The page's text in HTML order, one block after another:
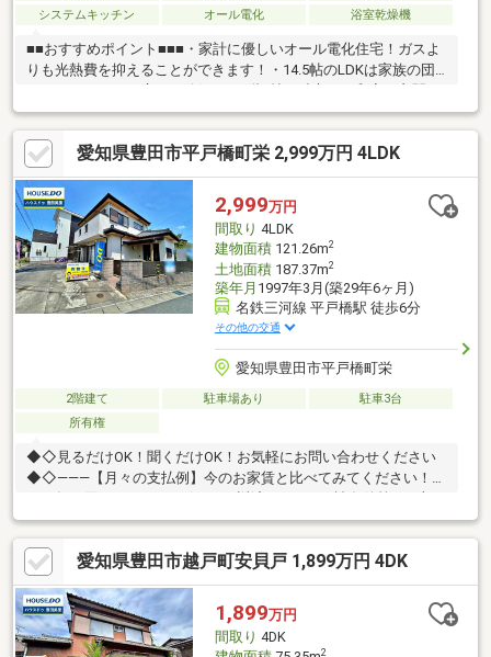
システムキッチン
オール電化 浴室乾燥機
■■おすすめポイント■■■・家計に優しいオール電化住宅！ガスよ
りも光熱費を抑えることができます！・14.5帖のLDKは家族の団
らすぐにあるので居住スペースのプライバシーが保たれます！・2
階は４部屋あり、ゆったりとした居住空間を実現！家具の配置も
しやすく快適です！・駐車スペースは車種によりますが3台可能！
複数台持ちや来客時も安心です！・現在空き室のためご内覧可能
です！ご希望の際は弊社ナカジツまでお問い合わせくださいま
せ！■■【周辺環境・その他】■■・名鉄美川線「越戸」駅まで車で
約9分・最寄りのバス停まで徒歩約5分
愛知県豊田市平戸橋町栄 2,999万円 4LDK
2,999万円
間取り 4LDK
建物面積121.26m2
土地面積187.37m2
築年月 1997年3月(築29年6ヶ月)
名鉄三河線 平戸橋駅 徒歩6分
その他の交通
愛知県豊田市平戸橋町栄
2階建て 駐車場あり
駐車3台
所有権
◆◇見るだけOK！聞くだけOK！お気軽にお問い合わせください
◆◇―――【月々の支払例】今のお家賃と比べてみてください！毎
支払い例に記載■□ご希望の住まい探しをお手伝いします□■物件の
詳細、ご相談はお気軽にお問い合わせください。≪ 0120-63-
3335≫
愛知県豊田市越戸町安貝戸 1,899万円 4DK
1,899万円
間取り 4DK
2